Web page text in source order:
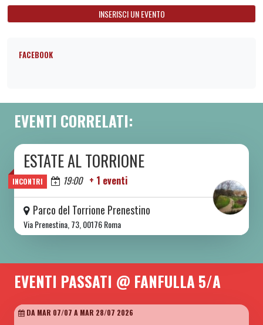
INSERISCI UN EVENTO
FACEBOOK
EVENTI CORRELATI:
INCONTRI
DA SAB 06/06 A SAB 08/08 2026
ESTATE AL TORRIONE
Oggi 19:00 + 1 eventi
Parco del Torrione Prenestino
Via Prenestina, 73, 00176 Roma
EVENTI PASSATI @ FANFULLA 5/A
DA MAR 07/07 A MAR 28/07 2026